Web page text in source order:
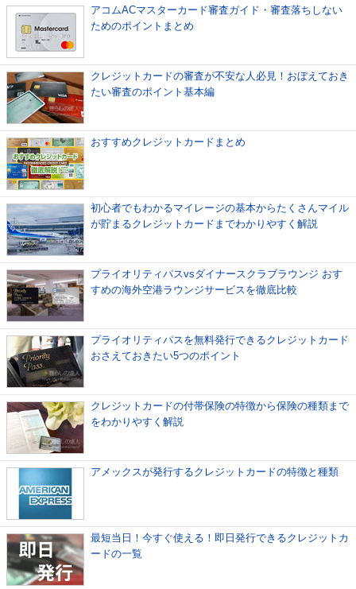
アコムACマスターカード審査ガイド・審査落ちしない
ためのポイントまとめ
クレジットカードの審査が不安な人必見！おぼえておき
たい審査のポイント基本編
おすすめクレジットカードまとめ
初心者でもわかるマイレージの基本からたくさんマイル
が貯まるクレジットカードまでわかりやすく解説
プライオリティパスvsダイナースクラブラウンジ おす
すめの海外空港ラウンジサービスを徹底比較
プライオリティパスを無料発行できるクレジットカード
おさえておきたい5つのポイント
クレジットカードの付帯保険の特徴から保険の種類まで
をわかりやすく解説
アメックスが発行するクレジットカードの特徴と種類
最短当日！今すぐ使える！即日発行できるクレジットカ
ードの一覧